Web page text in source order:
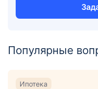
Популярные
Ипотека